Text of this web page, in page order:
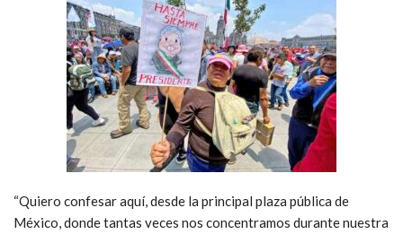
“Quiero confesar aquí, desde la principal plaza pública de
México, donde tantas veces nos concentramos durante nuestra